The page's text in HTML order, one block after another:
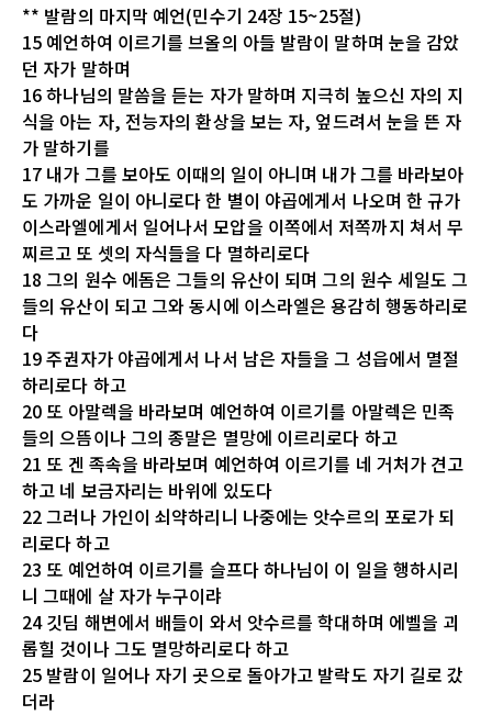
** 발람의 마지막 예언(민수기 24장 15~25절)
15 예언하여 이르기를 브올의 아들 발람이 말하며 눈을 감았
던 자가 말하며
16 하나님의 말씀을 듣는 자가 말하며 지극히 높으신 자의 지
식을 아는 자, 전능자의 환상을 보는 자, 엎드려서 눈을 뜬 자
가 말하기를
17 내가 그를 보아도 이때의 일이 아니며 내가 그를 바라보아
도 가까운 일이 아니로다 한 별이 야곱에게서 나오며 한 규가
이스라엘에게서 일어나서 모압을 이쪽에서 저쪽까지 쳐서 무
찌르고 또 셋의 자식들을 다 멸하리로다
18 그의 원수 에돔은 그들의 유산이 되며 그의 원수 세일도 그
들의 유산이 되고 그와 동시에 이스라엘은 용감히 행동하리로
다
19 주권자가 야곱에게서 나서 남은 자들을 그 성읍에서 멸절
하리로다 하고
20 또 아말렉을 바라보며 예언하여 이르기를 아말렉은 민족
들의 으뜸이나 그의 종말은 멸망에 이르리로다 하고
21 또 겐 족속을 바라보며 예언하여 이르기를 네 거처가 견고
하고 네 보금자리는 바위에 있도다
22 그러나 가인이 쇠약하리니 나중에는 앗수르의 포로가 되
리로다 하고
23 또 예언하여 이르기를 슬프다 하나님이 이 일을 행하시리
니 그때에 살 자가 누구이랴
24 깃딤 해변에서 배들이 와서 앗수르를 학대하며 에벨을 괴
롭힐 것이나 그도 멸망하리로다 하고
25 발람이 일어나 자기 곳으로 돌아가고 발락도 자기 길로 갔
더라